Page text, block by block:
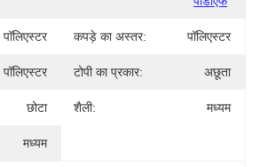
पॉलिएस्टर कपड़े का अस्तर: पॉलिएस्टर
पॉलिएस्टर टोपी का प्रकार: अछूता
छोटा शैली: मध्यम
मध्यम